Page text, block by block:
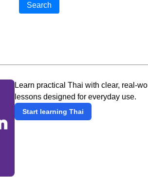
Search
Learn practical Thai with clear, real-
lessons designed for everyday use.
Start learning Thai